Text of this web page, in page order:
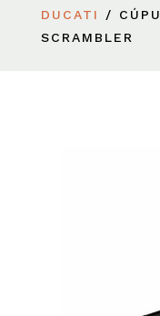
DUCATI
/
SCRAMBLER